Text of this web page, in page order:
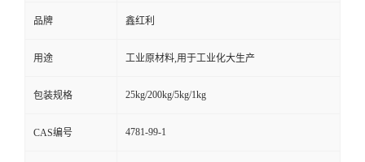
品牌 鑫红利
用途 工业原材料,用于工业化大生产
包装规格 25kg/200kg/5kg/1kg
CAS编号 4781-99-1